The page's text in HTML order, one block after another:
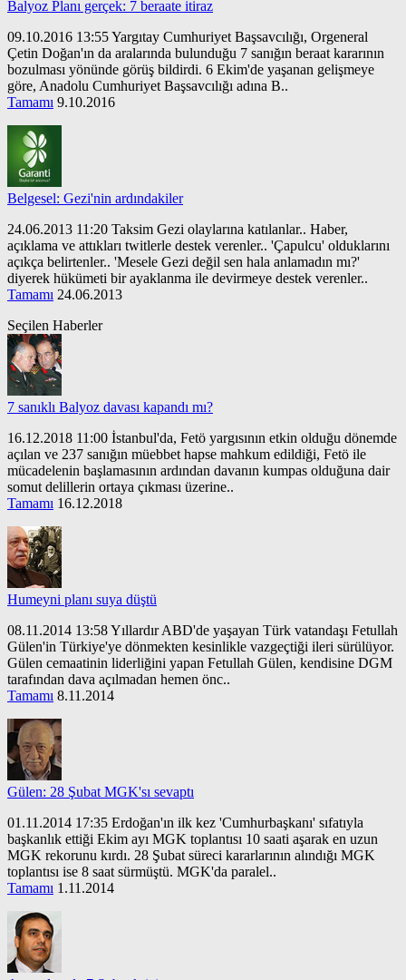
Balyoz Planı gerçek: 7 beraate itiraz
09.10.2016 13:55 Yargıtay Cumhuriyet Başsavcılığı, Orgeneral
Çetin Doğan'ın da aralarında bulunduğu 7 sanığın beraat kararının
bozulması yönünde görüş bildirdi. 6 Ekim'de yaşanan gelişmeye
göre, Anadolu Cumhuriyet Başsavcılığı adına B..
Tamamı 9.10.2016
Belgesel: Gezi'nin ardındakiler
24.06.2013 11:20 Taksim Gezi olaylarına katılanlar.. Haber,
açıklama ve attıkları twitlerle destek verenler.. 'Çapulcu' olduklarını
açıkça belirtenler.. 'Mesele Gezi değil sen hala anlamadın mı?'
diyerek hükümeti bir ayaklanma ile devirmeye destek verenler..
Tamamı 24.06.2013
Seçilen Haberler
7 sanıklı Balyoz davası kapandı mı?
16.12.2018 11:00 İstanbul'da, Fetö yargısının etkin olduğu dönemde
açılan ve 237 sanığın müebbet hapse mahkum edildiği, Fetö ile
mücadelenin başlamasının ardından davanın kumpas olduğuna dair
somut delillerin ortaya çıkması üzerine..
Tamamı 16.12.2018
Humeyni planı suya düştü
08.11.2014 13:58 Yıllardır ABD'de yaşayan Türk vatandaşı Fetullah
Gülen'in Türkiye'ye dönmekten kesinlikle vazgeçtiği ileri sürülüyor.
Gülen cemaatinin liderliğini yapan Fetullah Gülen, kendisine DGM
tarafından dava açılmadan hemen önc..
Tamamı 8.11.2014
Gülen: 28 Şubat MGK'sı sevaptı
01.11.2014 17:35 Erdoğan'ın ilk kez 'Cumhurbaşkanı' sıfatıyla
başkanlık ettiği Ekim ayı MGK toplantısı 10 saati aşarak en uzun
MGK rekorunu kırdı. 28 Şubat süreci kararlarının alındığı MGK
toplantısı ise 8 saat sürmüştü. MGK'da paralel..
Tamamı 1.11.2014